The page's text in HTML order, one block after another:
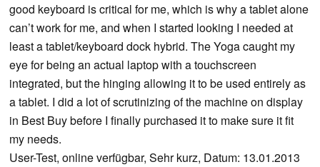
good keyboard is critical for me, which is why a tablet alone
can’t work for me, and when I started looking I needed at
least a tablet/keyboard dock hybrid. The Yoga caught my
eye for being an actual laptop with a touchscreen
integrated, but the hinging allowing it to be used entirely as
a tablet. I did a lot of scrutinizing of the machine on display
in Best Buy before I finally purchased it to make sure it fit
my needs.
User-Test, online verfügbar, Sehr kurz, Datum: 13.01.2013